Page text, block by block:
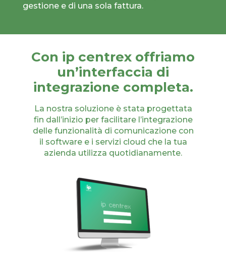
gestione e di una sola fattura.
Con ip centrex offriamo
un’interfaccia di
integrazione completa.
La nostra soluzione è stata progettata
fin dall’inizio per facilitare l’integrazione
delle funzionalità di comunicazione con
il software e i servizi cloud che la tua
azienda utilizza quotidianamente.